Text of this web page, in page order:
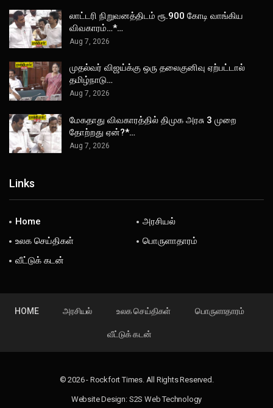
லாட்டரி நிறுவனத்திடம் ரூ.900 கோடி வாங்கிய
விவகாரம்…*…
Aug 7, 2026
முதல்வர் விஜய்க்கு ஒரு தலைகுனிவு ஏற்பட்டால்
தமிழ்நாடு…
Aug 7, 2026
மேகதாது விவகாரத்தில் திமுக அரசு 3 முறை
தோற்றது ஏன்?*…
Aug 7, 2026
Links
Home
அரசியல்
உலக செய்திகள்
பொருளாதாரம்
வீட்டுக் கடன்
HOME அரசியல் உலக செய்திகள் பொருளாதாரம்
வீட்டுக் கடன்
© 2026 - Rockfort Times. All Rights Reserved.
Website Design: S2S Web Technology